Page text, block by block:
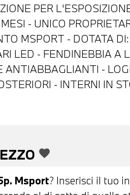
PER
- UNICO
MSPORT - DOTATA
LED - FENDINEBBIA A
-
- INTERNI IN
LEVE AL VOLANTE -
-
MONOZONA -
- POSSIBILITA' DI
L'INTERO IMPORTO
favorite
Msport? Inserisci il tuo